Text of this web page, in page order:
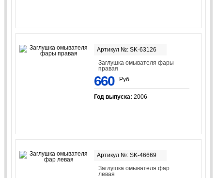
Артикул №: SK-63126
Заглушка омывателя фары
правая
660 Руб.
Год выпуска: 2006-
Артикул №: SK-46669
Заглушка омывателя фар
левая